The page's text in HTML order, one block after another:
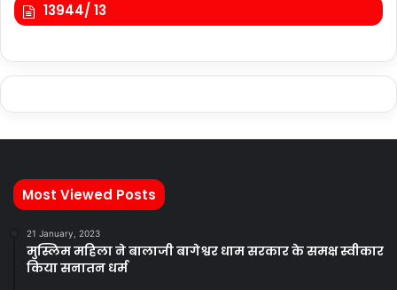
13944/ 13
Most Viewed Posts
21 January, 2023
मुस्लिम महिला ने बालाजी बागेश्वर धाम सरकार के समक्ष स्वीकार
किया सनातन धर्म